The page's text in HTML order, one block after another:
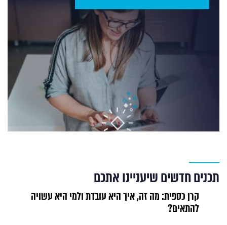
תכנים חדשים שיעניינו אתכם
קרן כספית: מה זה, איך היא עובדת ולמי היא עשויה
להתאים?